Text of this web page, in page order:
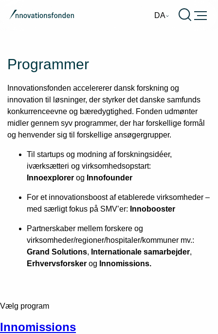
DA Burger
Programmer
Innovationsfonden accelererer dansk forskning og
innovation til løsninger, der styrker det danske samfunds
konkurrenceevne og bæredygtighed. Fonden udmønter
midler gennem syv programmer, der har forskellige formål
og henvender sig til forskellige ansøgergrupper.
Til startups og modning af forskningsidéer,
iværksætteri og virksomhedsopstart:
Innoexplorer og Innofounder
For et innovationsboost af etablerede virksomheder –
med særligt fokus på SMV’er: Innobooster
Partnerskaber mellem forskere og
virksomheder/regioner/hospitaler/kommuner mv.:
Grand Solutions, Internationale samarbejder,
Erhvervsforsker og Innomissions.
Vælg program
Innomissions